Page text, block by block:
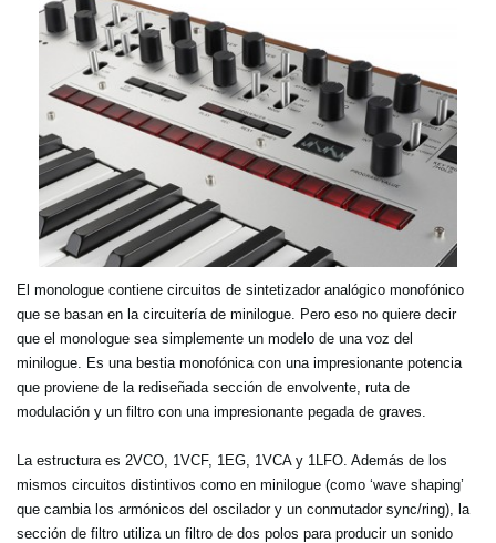
El monologue contiene circuitos de sintetizador analógico monofónico
que se basan en la circuitería de minilogue. Pero eso no quiere decir
que el monologue sea simplemente un modelo de una voz del
minilogue. Es una bestia monofónica con una impresionante potencia
que proviene de la rediseñada sección de envolvente, ruta de
modulación y un filtro con una impresionante pegada de graves.
La estructura es 2VCO, 1VCF, 1EG, 1VCA y 1LFO. Además de los
mismos circuitos distintivos como en minilogue (como ‘wave shaping’
que cambia los armónicos del oscilador y un conmutador sync/ring), la
sección de filtro utiliza un filtro de dos polos para producir un sonido